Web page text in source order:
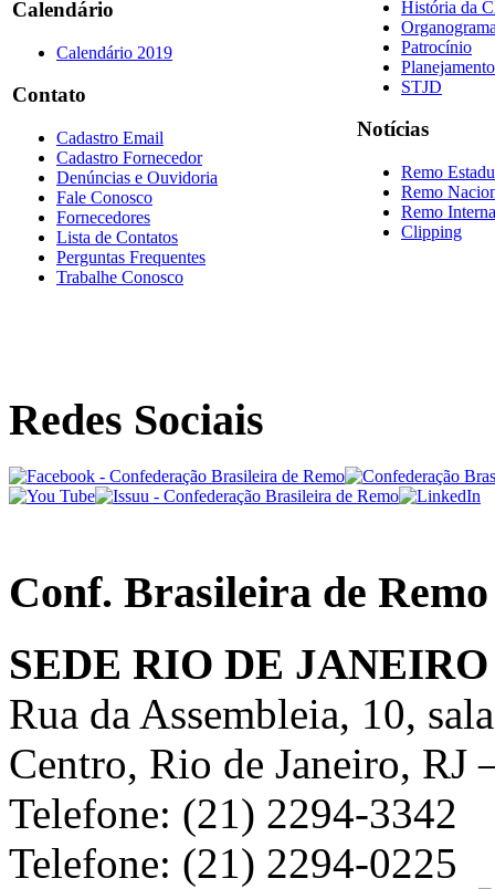
Calendário
Calendário 2019
Contato
Cadastro Email
Cadastro Fornecedor
Denúncias e Ouvidoria
Fale Conosco
Fornecedores
Lista de Contatos
Perguntas Frequentes
Trabalhe Conosco
História da
Patrocínio
STJD
Notícias
Remo
Remo
Remo
Clipping
Redes Sociais
Conf. Brasileira de Remo
SEDE RIO DE JANEIRO
Rua da Assembleia, 10,
Centro, Rio de Janeiro, RJ
Telefone: (21) 2294-3342
Telefone: (21) 2294-0225